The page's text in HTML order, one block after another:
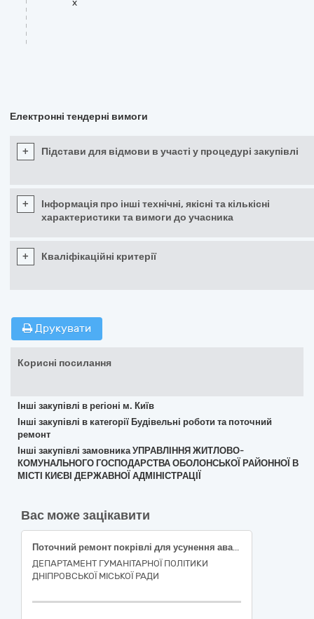
x
Електронні тендерні вимоги
+ Підстави для відмови в участі у процедурі закупівлі
+
Інформація про інші технічні, якісні та кількісні
характеристики та вимоги до учасника
+ Кваліфікаційні критерії
Друкувати
Корисні посилання
Інші закупівлі в регіоні м. Київ
Інші закупівлі в категорії Будівельні роботи та поточний
ремонт
Інші закупівлі замовника УПРАВЛІННЯ ЖИТЛОВО-
КОМУНАЛЬНОГО ГОСПОДАРСТВА ОБОЛОНСЬКОЇ РАЙОННОЇ В
МІСТІ КИЄВІ ДЕРЖАВНОЇ АДМІНІСТРАЦІЇ
Вас може зацікавити
Поточний ремонт покрівлі для усунення аварії в будівлі Дніпровської гімназії № 94 Дніпровської міської ради за адресою: м. Дніпро, вул. Велика Діївська, буд. 463
ДЕПАРТАМЕНТ ГУМАНІТАРНОЇ ПОЛІТИКИ
ДНІПРОВСЬКОЇ МІСЬКОЇ РАДИ